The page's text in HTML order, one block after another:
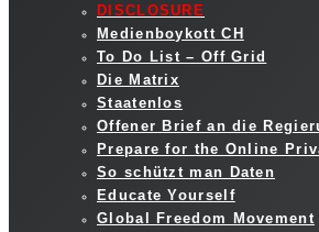
DISCLOSURE
Medienboykott CH
To Do List – Off Grid
Die Matrix
Staatenlos
Offener Brief an die
Prepare for the Online
So schützt man Daten
Educate Yourself
Global Freedom Movement